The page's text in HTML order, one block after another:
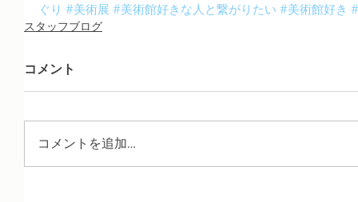
ぐり #美術展 #美術館好きな人と繋がりたい #美術館好き
スタッフブログ
コメント
コメントを追加…